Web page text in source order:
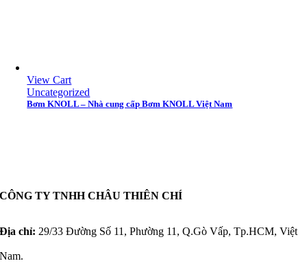
View Cart
Uncategorized
Bơm KNOLL – Nhà cung cấp Bơm KNOLL Việt Nam
CÔNG TY TNHH CHÂU THIÊN CHÍ
Địa chỉ: 29/33 Đường Số 11, Phường 11, Q.Gò Vấp, Tp.HCM, Việt
Nam.